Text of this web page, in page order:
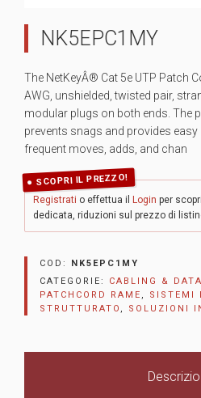
NK5EPC1MY
The NetKeyÂ® Cat 5e UTP Patch
AWG, unshielded, twisted pair,
modular plugs on both ends. The
prevents snags and provides
frequent moves, adds, and chan
SCOPRI IL PREZZO!
Registrati o effettua il Login per
dedicata, riduzioni sul prezzo di
COD:
NK5EPC1MY
CATEGORIE: CABLING &
PATCHCORD RAME , SISTEMI
STRUTTURATO , SOLUZIONI